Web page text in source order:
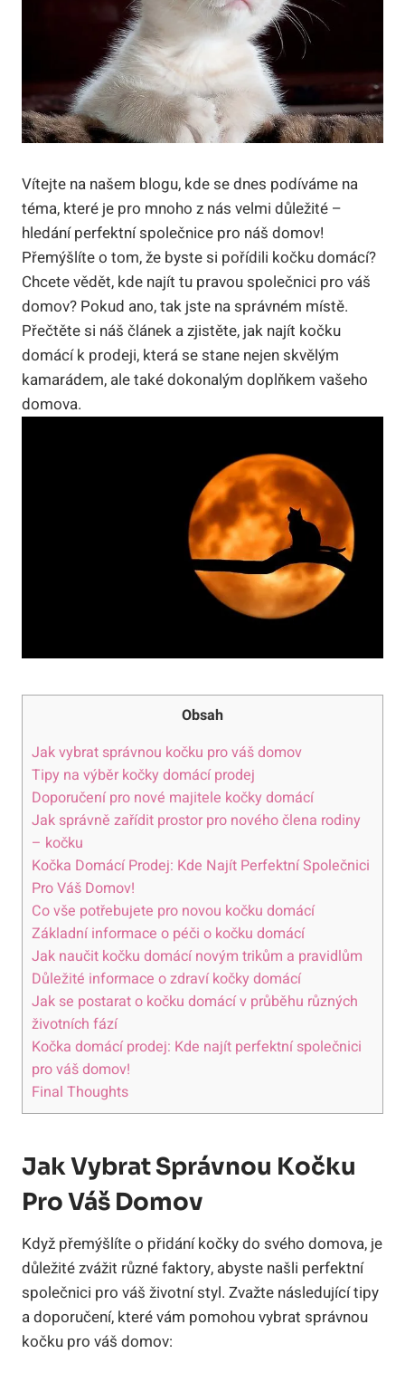
Vítejte na našem blogu, kde se dnes podíváme na
téma, které je pro mnoho z nás velmi důležité –
hledání perfektní společnice pro náš domov!
Přemýšlíte o tom, že byste si pořídili kočku domácí?
Chcete vědět, kde najít tu pravou společnici pro váš
domov? Pokud ano, tak jste na správném místě.
Přečtěte si náš článek a zjistěte, jak najít kočku
domácí k prodeji, která se stane nejen skvělým
kamarádem, ale také dokonalým doplňkem vašeho
domova.
Obsah
Jak vybrat správnou kočku pro váš domov
Tipy na výběr kočky domácí prodej
Doporučení pro nové majitele kočky domácí
Jak správně zařídit prostor pro nového člena rodiny
– kočku
Kočka Domácí Prodej: Kde Najít Perfektní Společnici
Pro Váš Domov!
Co vše potřebujete pro novou kočku domácí
Základní informace o péči o kočku domácí
Jak naučit kočku domácí novým trikům a pravidlům
Důležité informace o zdraví kočky domácí
Jak se postarat o kočku domácí v průběhu různých
životních fází
Kočka domácí prodej: Kde najít perfektní společnici
pro váš domov!
Final Thoughts
Jak Vybrat Správnou Kočku
Pro Váš Domov
Když přemýšlíte o přidání kočky do svého domova, je
důležité zvážit různé faktory, abyste našli perfektní
společnici pro váš životní styl. Zvažte následující tipy
a doporučení, které vám pomohou vybrat správnou
kočku pro váš domov: